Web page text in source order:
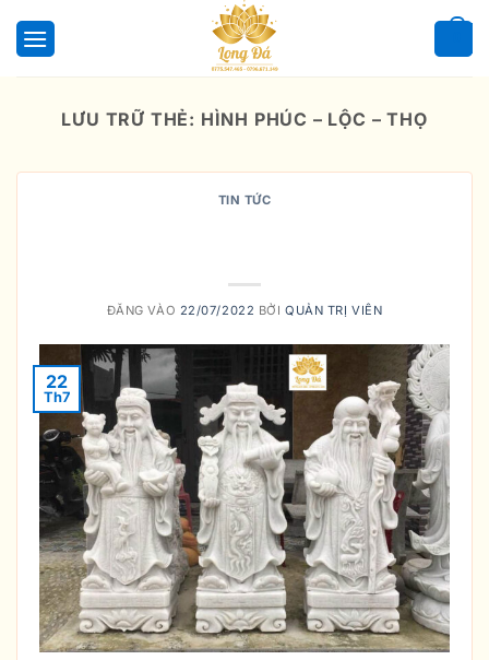
qua
LƯU TRỮ THẺ: HÌNH PHÚC – LỘC – THỌ
TIN TỨC
ĐĂNG VÀO 22/07/2022 BỞIQUẢN TRỊ VIÊN
22
Th7